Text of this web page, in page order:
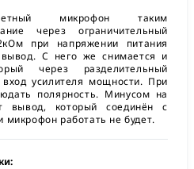
микрофон таким
через ограничительный
при напряжении питания
С него же снимается и
через разделительный
вход усилителя мощности. При
полярность. Минусом на
вывод, который соединён с
микрофон работать не будет.